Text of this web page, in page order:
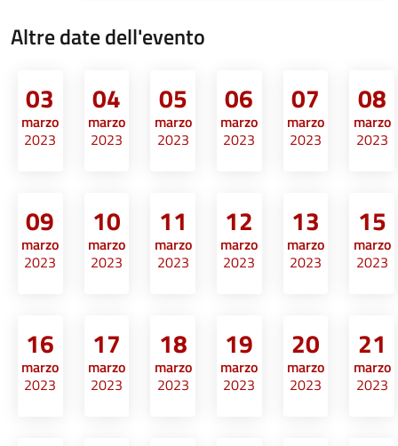
Altre date dell'evento
03
marzo
2023
04
marzo
2023
05
marzo
2023
06
marzo
2023
07
marzo
2023
08
marzo
2023
09
marzo
2023
10
marzo
2023
11
marzo
2023
12
marzo
2023
13
marzo
2023
15
marzo
2023
16
marzo
2023
17
marzo
2023
18
marzo
2023
19
marzo
2023
20
marzo
2023
21
marzo
2023